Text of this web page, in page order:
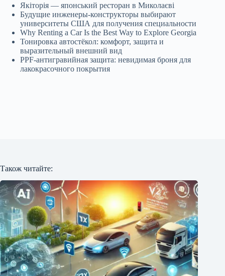
Якіторія — японський ресторан в Миколаєві
Будущие инженеры‑конструкторы выбирают
университеты США для получения специальности
Why Renting a Car Is the Best Way to Explore Georgia
Тонировка автостёкол: комфорт, защита и
выразительный внешний вид
PPF-антигравийная защита: невидимая броня для
лакокрасочного покрытия
Також читайте: